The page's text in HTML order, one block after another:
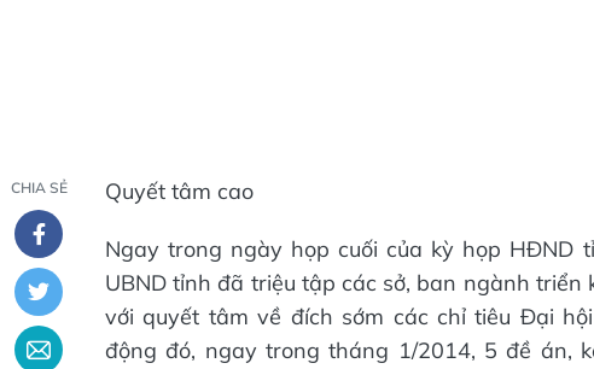
CHIA SẺ Quyết tâm cao
Ngay trong ngày họp cuối của kỳ họp HĐND
UBND tỉnh đã triệu tập các sở, ban ngành
với quyết tâm về đích sớm các chỉ tiêu Đại
động đó, ngay trong tháng 1/2014, 5 đề án,